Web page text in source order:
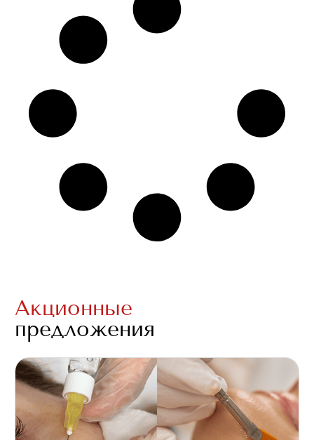
Акционные
предложения